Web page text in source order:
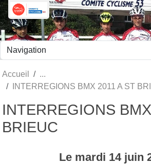
Accueil
INTERREGIONS BMX 2011 A ST
INTERREGIONS
BRIEUC
Le mardi 14 juin
Panneau de gestion des cookies